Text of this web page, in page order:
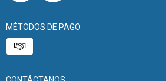
MÉTODOS DE PAGO